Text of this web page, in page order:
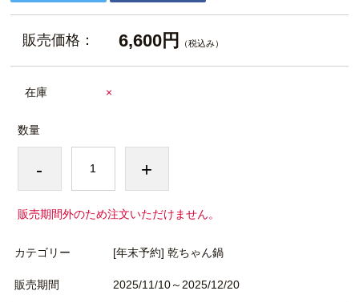
販売価格： 6,600円 （税込み）
在庫 ×
数量
- +
販売期間外のため注文いただけません。
カテゴリー [年末予約] 乾ちゃん鍋
販売期間 2025/11/10～2025/12/20